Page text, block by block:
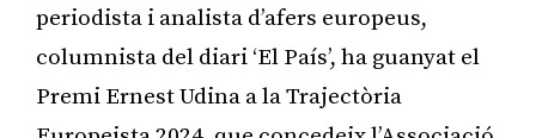
periodista i analista d’afers europeus,
columnista del diari ‘El País’, ha guanyat el
Premi Ernest Udina a la Trajectòria